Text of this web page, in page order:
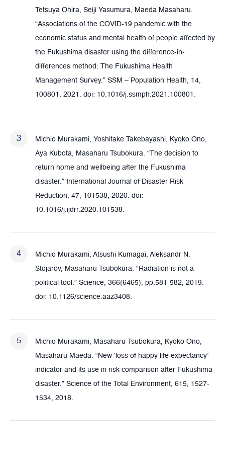
Tetsuya Ohira, Seiji Yasumura, Maeda Masaharu.
“Associations of the COVID-19 pandemic with the
economic status and mental health of people affected by
the Fukushima disaster using the difference-in-
differences method: The Fukushima Health
Management Survey.” SSM – Population Health, 14,
100801, 2021. doi: 10.1016/j.ssmph.2021.100801.
Michio Murakami, Yoshitake Takebayashi, Kyoko Ono,
Aya Kubota, Masaharu Tsubokura. “The decision to
return home and wellbeing after the Fukushima
disaster.” International Journal of Disaster Risk
Reduction, 47, 101538, 2020. doi:
10.1016/j.ijdrr.2020.101538.
Michio Murakami, Atsushi Kumagai, Aleksandr N.
Stojarov, Masaharu Tsubokura. “Radiation is not a
political tool.” Science, 366(6465), pp.581-582, 2019.
doi: 10.1126/science.aaz3408.
Michio Murakami, Masaharu Tsubokura, Kyoko Ono,
Masaharu Maeda. “New ‘loss of happy life expectancy’
indicator and its use in risk comparison after Fukushima
disaster.” Science of the Total Environment, 615, 1527-
1534, 2018.